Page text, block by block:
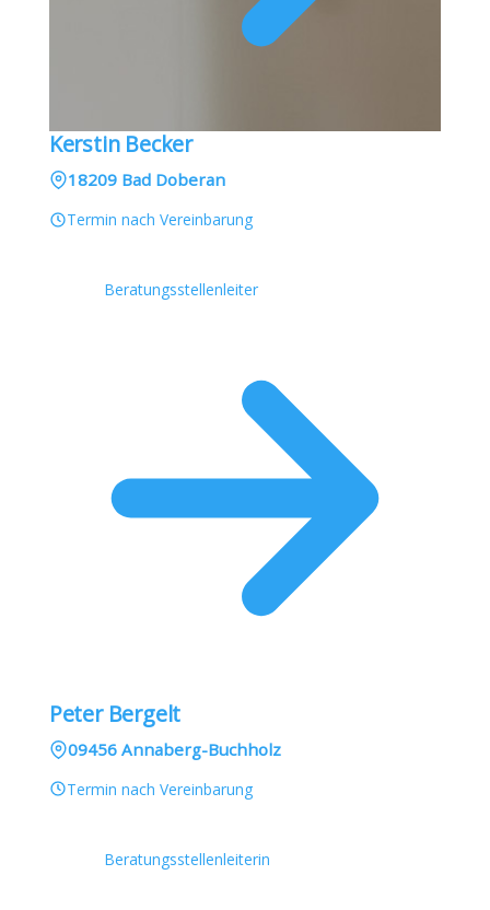
Kerstin Becker
18209 Bad Doberan
Termin nach Vereinbarung
Beratungsstellenleiter
Peter Bergelt
09456 Annaberg-Buchholz
Termin nach Vereinbarung
Beratungsstellenleiterin